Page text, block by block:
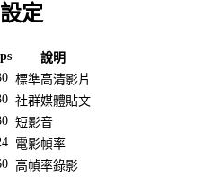
定
說明
標準高清影片
社群媒體貼文
短影音
電影幀率
高幀率錄影